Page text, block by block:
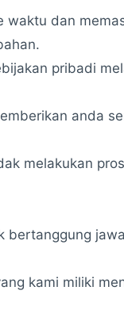
dan
pribadi
anda
melakukan
kami miliki